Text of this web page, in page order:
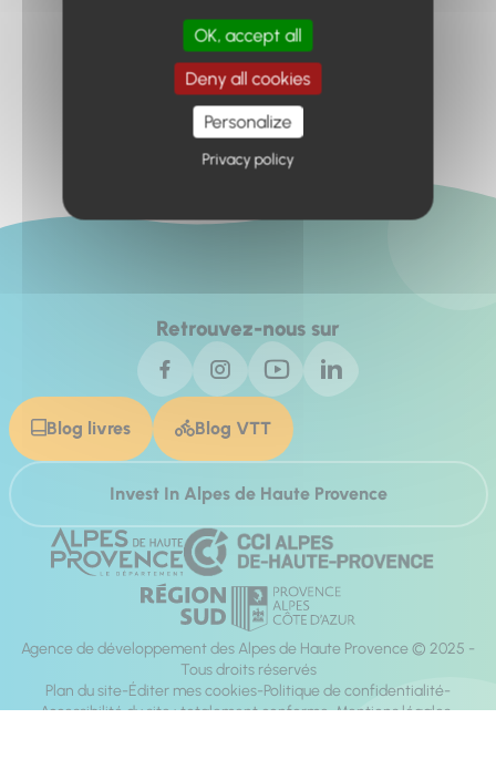
Retour à l'accueil
Retrouvez-nous sur
Blog livres Blog VTT
Invest In Alpes de Haute Provence
Agence de développement des Alpes de Haute Provence © 2025 -
Tous droits réservés
Plan du site Éditer mes cookies Politique de confidentialité
Accessibilité du site : totalement conforme Mentions légales
OK, accept all
Deny all cookies
Personalize
Privacy policy